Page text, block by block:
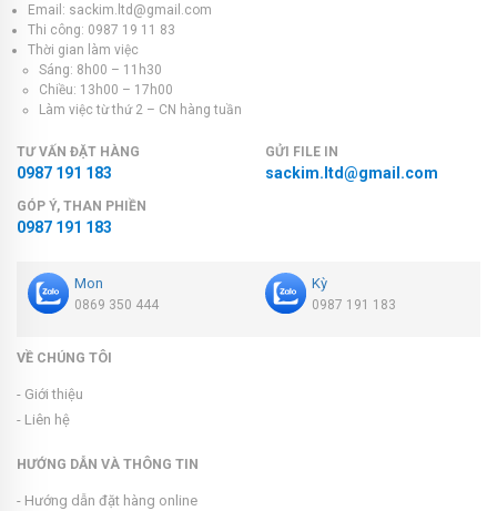
Email: sackim.ltd@gmail.com
Thi công: 0987 19 11 83
Thời gian làm việc
Sáng: 8h00 – 11h30
Chiều: 13h00 – 17h00
Làm việc từ thứ 2 – CN hàng tuần
TƯ VẤN ĐẶT HÀNG
0987 191 183
GỬI FILE IN
sackim.ltd@gmail.com
GÓP Ý, THAN PHIỀN
0987 191 183
Mon
0869 350 444
Kỳ
0987 191 183
VỀ CHÚNG TÔI
- Giới thiệu
- Liên hệ
HƯỚNG DẪN VÀ THÔNG TIN
- Hướng dẫn đặt hàng online